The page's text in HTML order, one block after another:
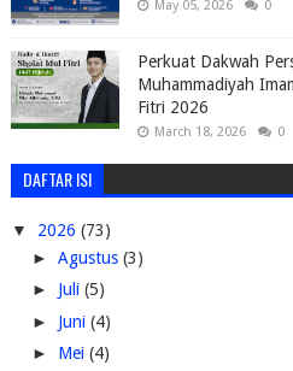
May 05, 2026 0
Perkuat Dakwah
Muhammadiyah
Fitri 2026
March 18, 2026 0
DAFTAR ISI
▼ 2026 (73)
► Agustus (3)
► Juli (5)
► Juni (4)
► Mei (4)